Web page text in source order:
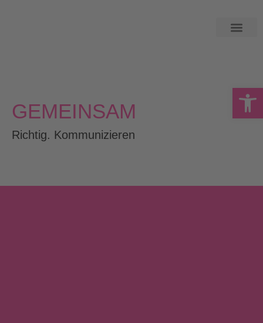
GEMEINSAM
Richtig. Kommunizieren